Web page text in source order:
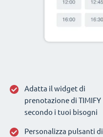
Adatta il widget di
prenotazione di TIMIFY
secondo i tuoi bisogni
Personalizza pulsanti di